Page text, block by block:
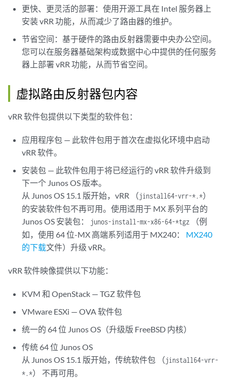
更快、更灵活的部署：使用开源工具在 Intel 服务器上
安装 vRR 功能，从而减少了路由器的维护。
节省空间：基于硬件的路由反射器需要中央办公空间。
您可以在服务器基础架构或数据中心中提供的任何服务
器上部署 vRR 功能，从而节省空间。
虚拟路由反射器包内容
vRR 软件包提供以下类型的软件包：
应用程序包 — 此软件包用于首次在虚拟化环境中启动
vRR 软件。
安装包 — 此软件包用于将已经运行的 vRR 软件升级到
下一个 Junos OS 版本。
从 Junos OS 15.1 版开始，vRR （jinstall64-vrr-*.*）
的安装软件包不再可用。使用适用于 MX 系列平台的
Junos OS 安装包： junos-install-mx-x86-64-*tgz
（例
如，使用 64 位-MX 高端系列适用于 MX240： MX240
的下载文件）升级 vRR。
vRR 软件映像提供以下功能：
KVM 和 OpenStack — TGZ 软件包
VMware ESXi — OVA 软件包
统一的 64 位 Junos OS（升级版 FreeBSD 内核）
传统 64 位 Junos OS
从 Junos OS 15.1 版开始，传统软件包 （jinstall64-vrr-
*.*） 不再可用。